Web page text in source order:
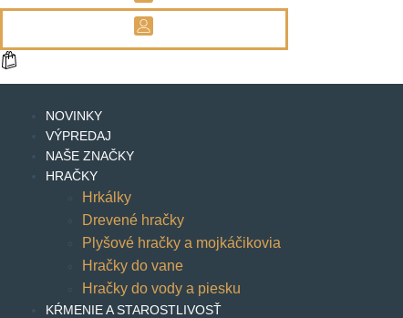
NOVINKY
VÝPREDAJ
NAŠE ZNAČKY
HRAČKY
Hrkálky
Drevené hračky
Plyšové hračky a mojkáčikovia
Hračky do vane
Hračky do vody a piesku
KŔMENIE A STAROSTLIVOSŤ